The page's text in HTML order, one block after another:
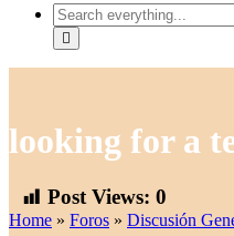
Search
everything...
looking for a
Post Views: 0
Home » Foros » Discusión